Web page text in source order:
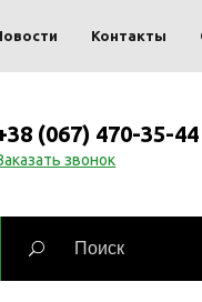
Контакты
(067) 470-35-44
звонок